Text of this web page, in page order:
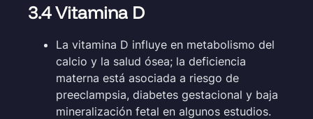
3.4 Vitamina D
La vitamina D influye en metabolismo del
calcio y la salud ósea; la deficiencia
materna está asociada a riesgo de
preeclampsia, diabetes gestacional y baja
mineralización fetal en algunos estudios.